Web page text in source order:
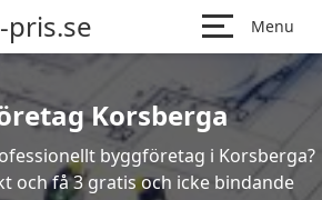
Menu
Korsberga
byggföretag i Korsberga?
och få 3 gratis och icke bindande